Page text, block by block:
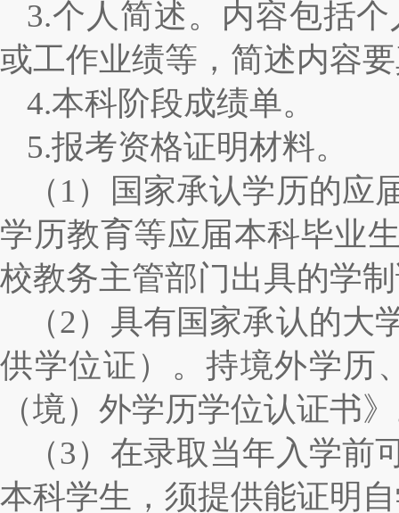
3.个人简述。内容包括
或工作业绩等，简述内容
4.本科阶段成绩单。
5.报考资格证明材料。
（ 1）国家承认学历的应
学历教育等应届本科毕业
校教务主管部门出具的学
（2）具有国家承认的大
供学位证）。持境外学历
（境）外学历学位认证书
（3）在录取当年入学前
本科学生，须提供能证明